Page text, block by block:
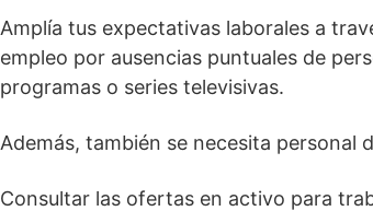
Amplía tus expectativas laborales a
empleo por ausencias puntuales de
programas o series televisivas.
Además, también se necesita
Consultar las ofertas en activo para